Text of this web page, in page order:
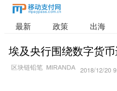
最新 政策 出海
埃及央行围绕数字货币
2018/12/20